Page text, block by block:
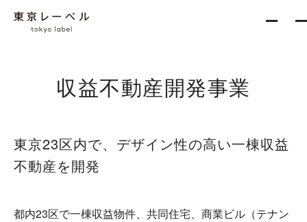
Services
収益不動産開発事業
収益不動産開発事業
東京23区内で、 デザイン性の高い一棟収益
不動産を開発
都内23区で一棟収益物件、共同住宅、商業ビル（テナン